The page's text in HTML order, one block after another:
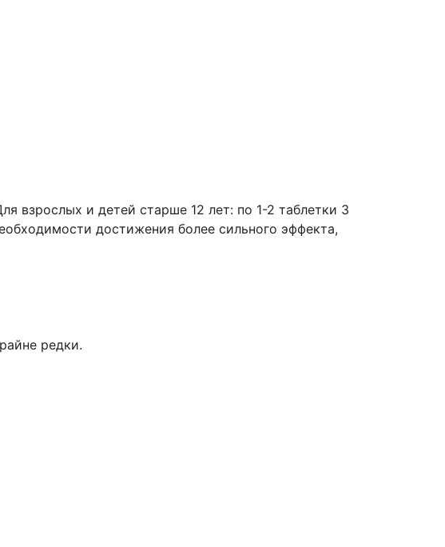
взрослых и детей старше 12 лет: по 1-2 таблетки 3
достижения более сильного эффекта,
редки.